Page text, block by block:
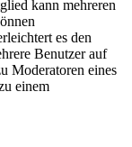
kann mehreren
es den
Benutzer auf
Moderatoren eines
einem